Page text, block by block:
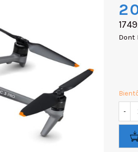
2
Dont
-